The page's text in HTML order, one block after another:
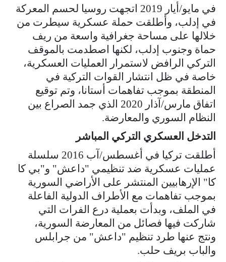
في مايو/أيار 2019 اتجهت روسيا لحسم المعركة
في إدلب، وأطلقت حملة عسكرية سيطرت من
خلالها على مساحة جغرافية واسعة من ريف
حماة وجنوب إدلب، لكنها اصطدمت بالموقف
التركي الرافض لاستمرار العمليات العسكرية،
خاصة في ظل انتشار القوات التركية في
المنطقة بموجب تفاهمات أستانا، وتم توقيع
اتفاق مارس/آذار 2020 الذي جمد الصراع بين
النظام السوري والمعارضة.
التدخل العسكري التركي المباشر
أطلقت تركيا في أغسطس/آب 2016 سلسلة
عمليات عسكرية ضد تنظيمي "داعش" و"بي كا
كا" الإرهابيين المنتشر على الأراضي السورية
بموجب تفاهمات مع الأطراف الدولية الفاعلة
في الملف، وبدأت بعملية درع الفرات التي
شاركت فيها فصائل من المعارضة السورية،
ونتج عنها طرد تنظيم "داعش" من جرابلس
والباب بريف حلب.